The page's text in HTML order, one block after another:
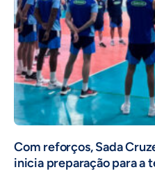
Com reforços, Sada
inicia preparação para a